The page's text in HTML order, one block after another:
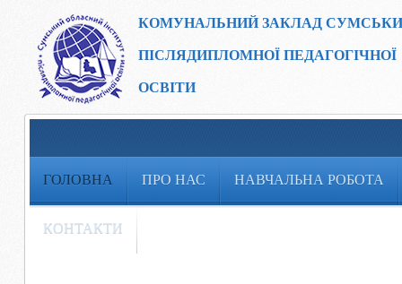
КОМУНАЛЬНИЙ ЗАКЛАД
ПІСЛЯДИПЛОМНОЇ ПЕДАГОГІЧНОЇ
ОСВІТИ
ГОЛОВНА ПРО НАС НАВЧАЛЬНА РОБОТА
КОНТАКТИ